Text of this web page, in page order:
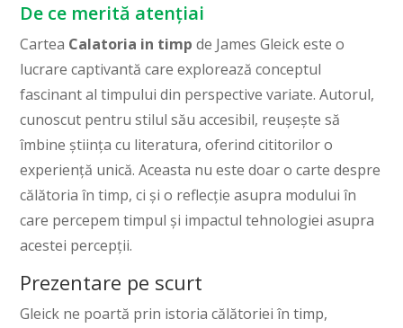
De ce merită atențiai
Cartea Calatoria in timp de James Gleick este o
lucrare captivantă care explorează conceptul
fascinant al timpului din perspective variate. Autorul,
cunoscut pentru stilul său accesibil, reușește să
îmbine știința cu literatura, oferind cititorilor o
experiență unică. Aceasta nu este doar o carte despre
călătoria în timp, ci și o reflecție asupra modului în
care percepem timpul și impactul tehnologiei asupra
acestei percepții.
Prezentare pe scurt
Gleick ne poartă prin istoria călătoriei în timp,